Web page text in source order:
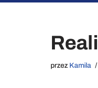
przez Kamila